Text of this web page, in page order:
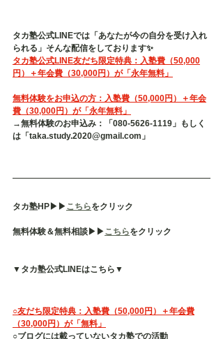
タカ塾公式LINEでは「あなたが今の自分を受け入れ
られる」そんな配信をしております✨
タカ塾公式LINE友だち限定特典：入塾費（50,000
円）＋年会費（30,000円）が「永年無料」
無料体験をお申込の方：入塾費（50,000円）＋年会
費（30,000円）が「永年無料」
→無料体験のお申込み：「080-5626-1119」もしく
は「taka.study.2020@gmail.com」
タカ塾HP▶︎▶︎こちらをクリック
無料体験＆無料相談▶︎▶︎こちらをクリック
▼タカ塾公式LINEはこちら▼
○友だち限定特典：入塾費（50,000円）＋年会費
（30,000円）が「無料」
○ブログには載っていないタカ塾での活動